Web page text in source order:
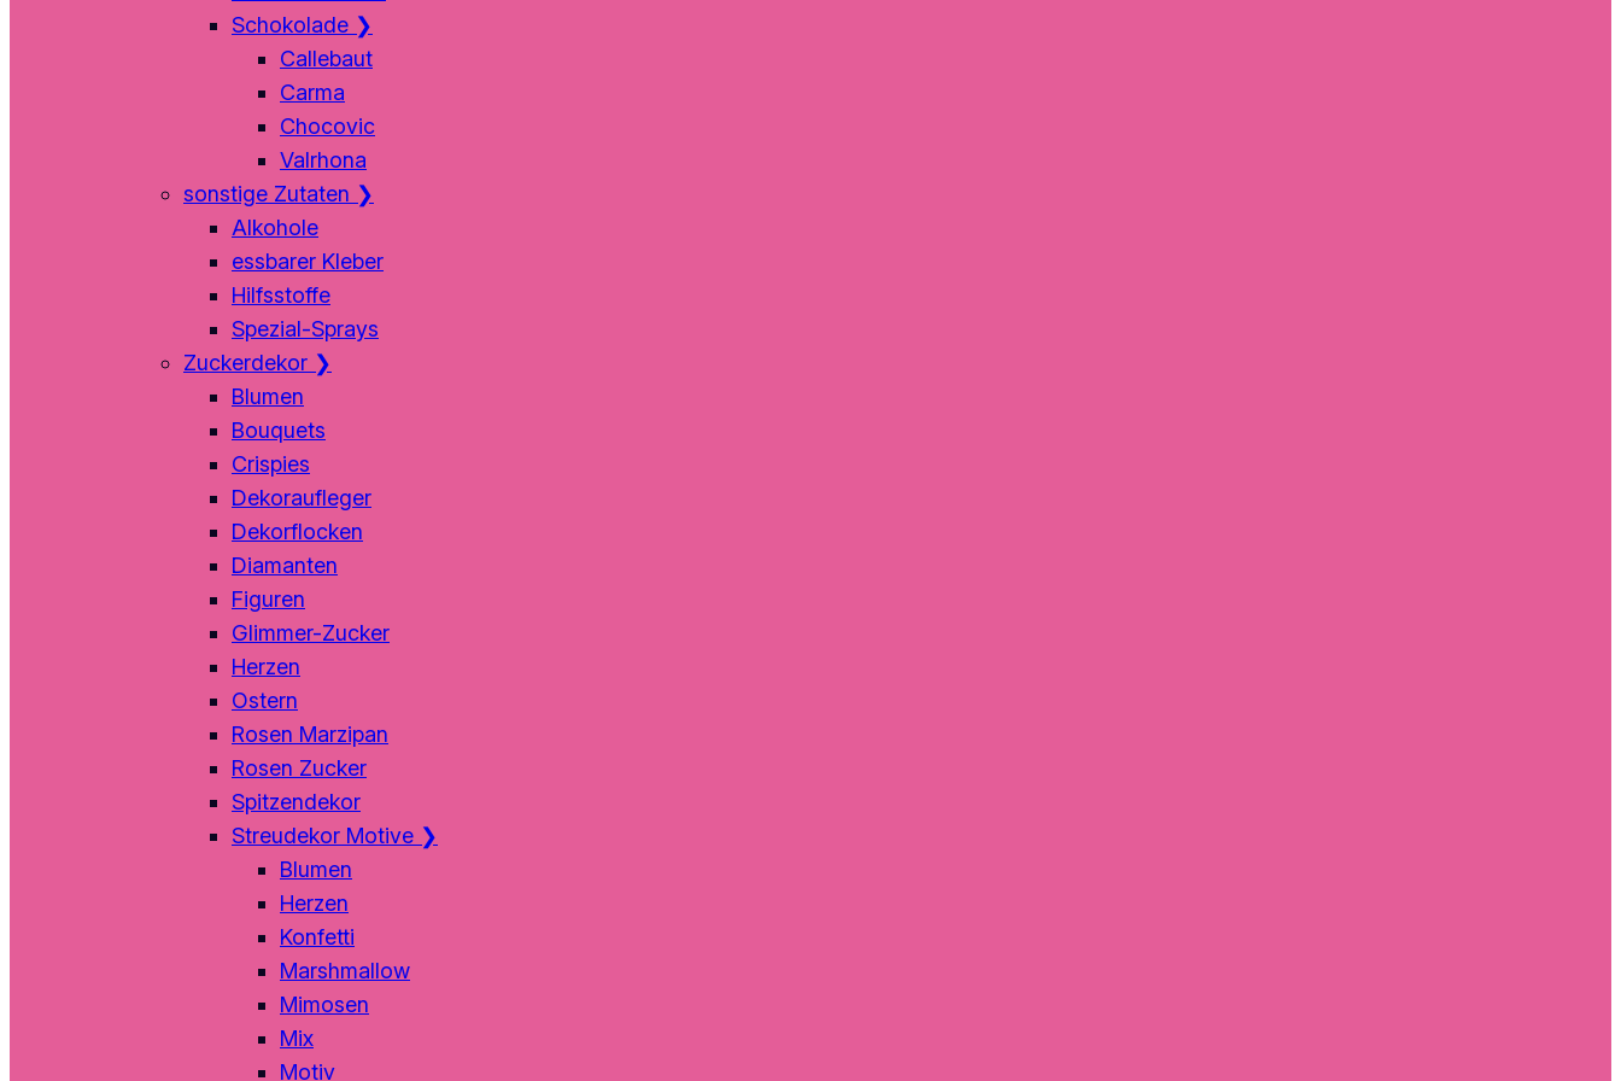
Schokolade ❯
Callebaut
Carma
Chocovic
Valrhona
sonstige Zutaten ❯
Alkohole
essbarer Kleber
Hilfsstoffe
Spezial-Sprays
Zuckerdekor ❯
Blumen
Bouquets
Crispies
Dekoraufleger
Dekorflocken
Diamanten
Figuren
Glimmer-Zucker
Herzen
Ostern
Rosen Marzipan
Rosen Zucker
Spitzendekor
Streudekor Motive ❯
Blumen
Herzen
Konfetti
Marshmallow
Mimosen
Mix
Motiv